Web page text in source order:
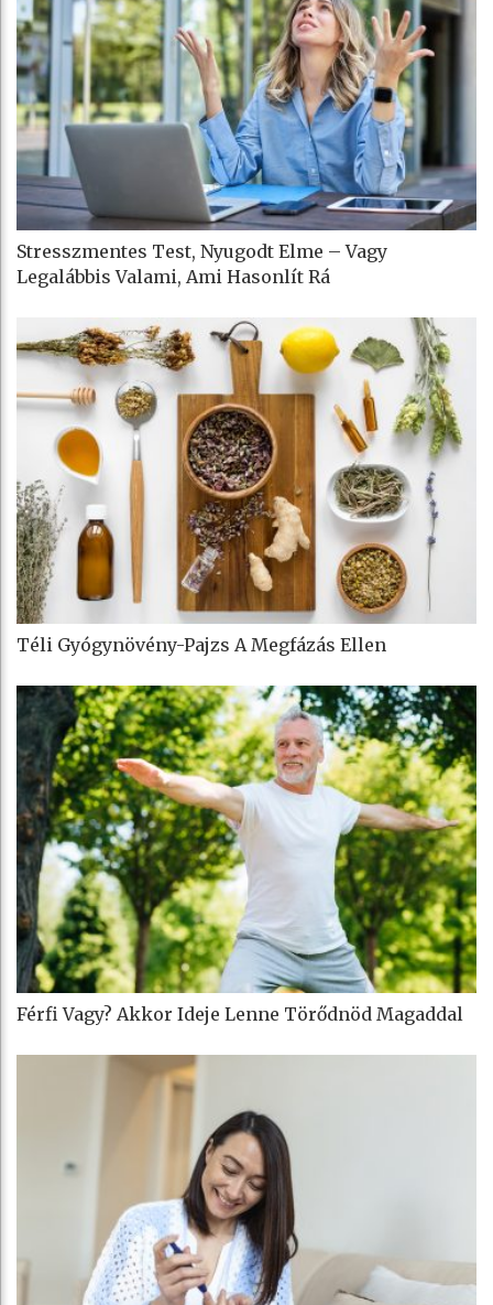
Stresszmentes Test, Nyugodt Elme – Vagy
Legalábbis Valami, Ami Hasonlít Rá
Téli Gyógynövény-Pajzs A Megfázás Ellen
Férfi Vagy? Akkor Ideje Lenne Törődnöd Magaddal